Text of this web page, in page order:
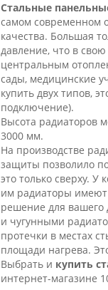
Стальные
самом современном
качества. Большая
давление, что в свою
центральным
сады, медицинские
купить двух типов,
подключение).
Высота радиаторов
3000 мм.
На производстве
защиты позволило
это только сверху. У
им радиаторы имеют
решение для вашего
и чугунными
протечки в местах
площади нагрева.
Выбрать и купить
интернет-магазине